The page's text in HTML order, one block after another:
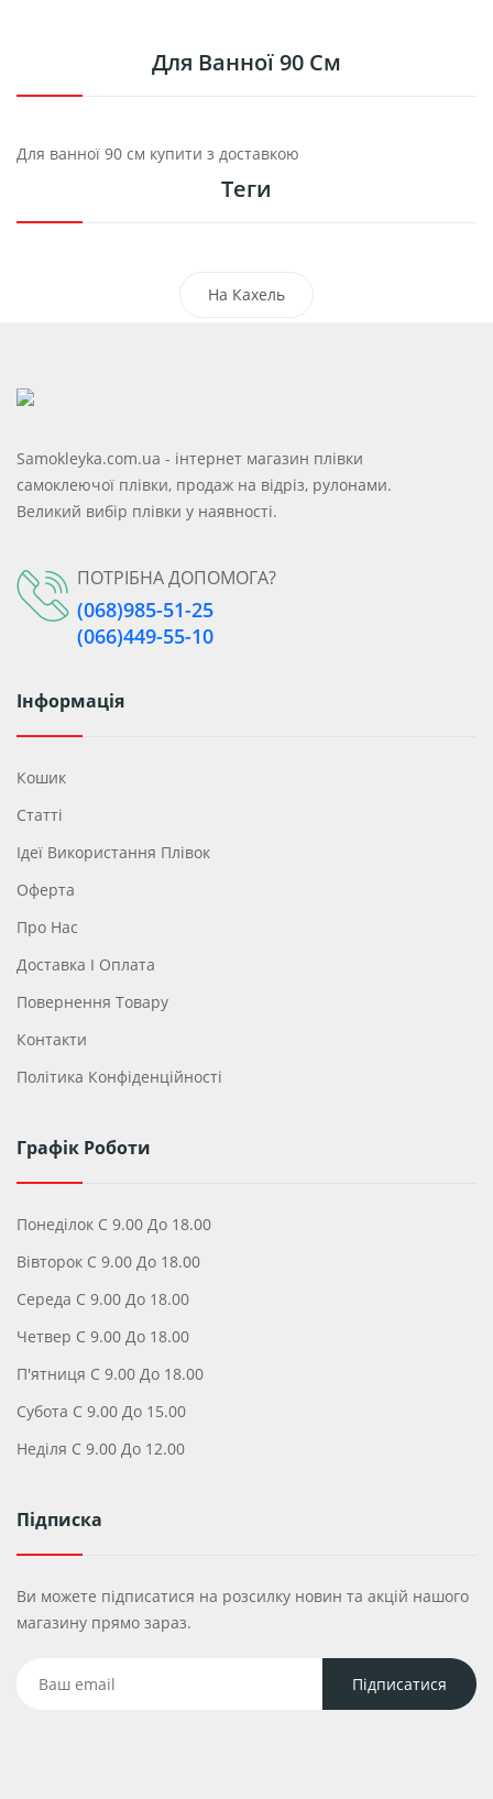
Для Ванної 90 См
Для ванної 90 см купити з доставкою
Теги
На Кахель
Samokleyka.com.ua - інтернет магазин плівки
самоклеючої плівки, продаж на відріз, рулонами.
Великий вибір плівки у наявності.
ПОТРІБНА ДОПОМОГА?
(068)985-51-25
(066)449-55-10
Інформація
Кошик
Статті
Ідеї ​​використання Плівок
Оферта
Про Нас
Доставка І Оплата
Повернення Товару
Контакти
Політика Конфіденційності
Графік Роботи
Понеділок С 9.00 До 18.00
Вівторок С 9.00 До 18.00
Середа С 9.00 До 18.00
Четвер С 9.00 До 18.00
П'ятниця С 9.00 До 18.00
Субота С 9.00 До 15.00
Неділя С 9.00 До 12.00
Підписка
Ви можете підписатися на розсилку новин та акцій нашого
магазину прямо зараз.